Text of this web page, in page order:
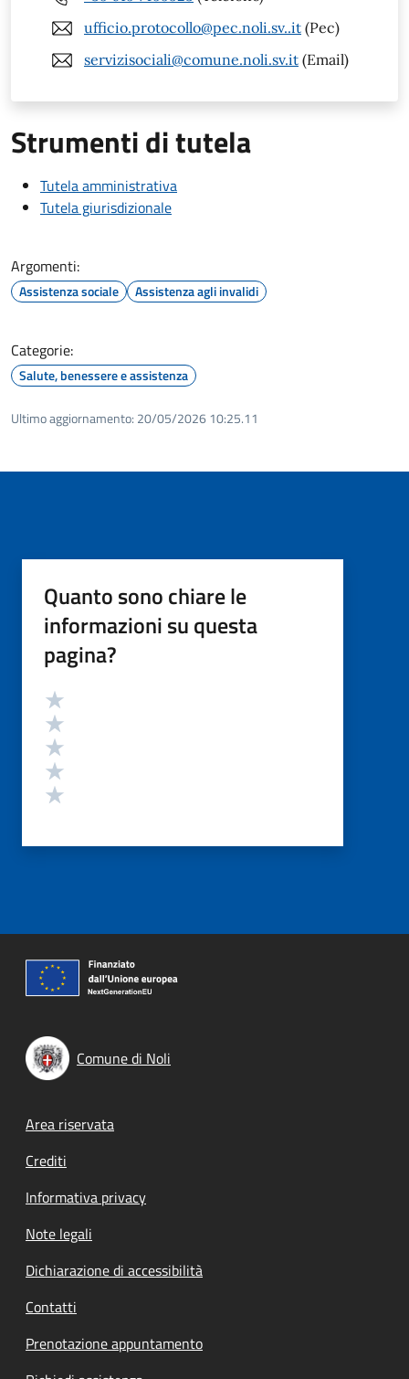
ufficio.protocollo@pec.noli.sv..it (Pec)
servizisociali@comune.noli.sv.it (Email)
Strumenti di tutela
Tutela amministrativa
Tutela giurisdizionale
Argomenti:
Assistenza sociale Assistenza agli invalidi
Categorie:
Salute, benessere e assistenza
Ultimo aggiornamento: 20/05/2026 10:25.11
Quanto sono chiare le
informazioni su questa
pagina?
Valutazione
Comune di Noli
Footer menu
Area riservata
Crediti
Informativa privacy
Note legali
Dichiarazione di accessibilità
Contatti
Prenotazione appuntamento